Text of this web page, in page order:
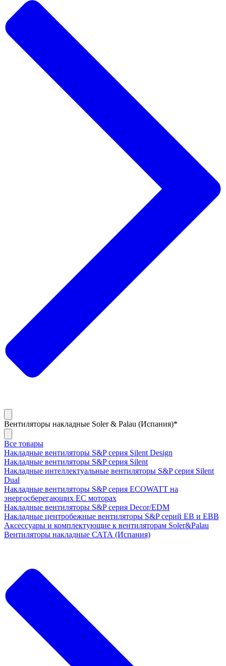
Вентиляторы накладные Soler & Palau (Испания)*
Все товары
Накладные вентиляторы S&P серия Silent Design
Накладные вентиляторы S&P серия Silent
Накладные интеллектуальные вентиляторы S&P серия Silent
Dual
Накладные вентиляторы S&P серия ECOWATT на
энергосберегающих ЕС моторах
Накладные вентиляторы S&P серия Decor/EDM
Накладные центробежные вентиляторы S&P серий EB и EBB
Аксессуары и комплектующие к вентиляторам Soler&Palau
Вентиляторы накладные САТА (Испания)